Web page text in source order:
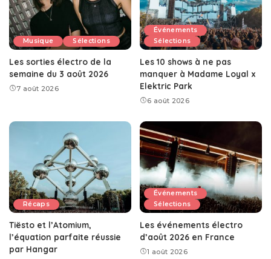
Musique Sélections
Les sorties électro de la
semaine du 3 août 2026
7 août 2026
Événements
Sélections
Les 10 shows à ne pas
manquer à Madame Loyal x
Elektric Park
6 août 2026
Récaps
Tiësto et l’Atomium,
l’équation parfaite réussie
par Hangar
Événements
Sélections
Les événements électro
d’août 2026 en France
1 août 2026